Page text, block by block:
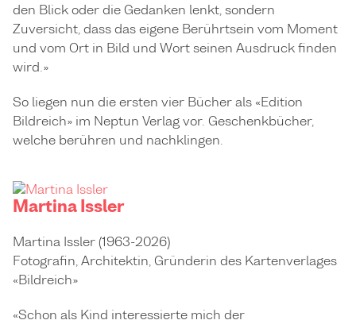
den Blick oder die Gedanken lenkt, sondern
Zuversicht, dass das eigene Berührtsein vom Moment
und vom Ort in Bild und Wort seinen Ausdruck finden
wird.»
So liegen nun die ersten vier Bücher als «Edition
Bildreich» im Neptun Verlag vor. Geschenkbücher,
welche berühren und nachklingen.
Martina Issler
Martina Issler (1963-2026)
Fotografin, Architektin, Gründerin des Kartenverlages
«Bildreich»
«Schon als Kind interessierte mich der